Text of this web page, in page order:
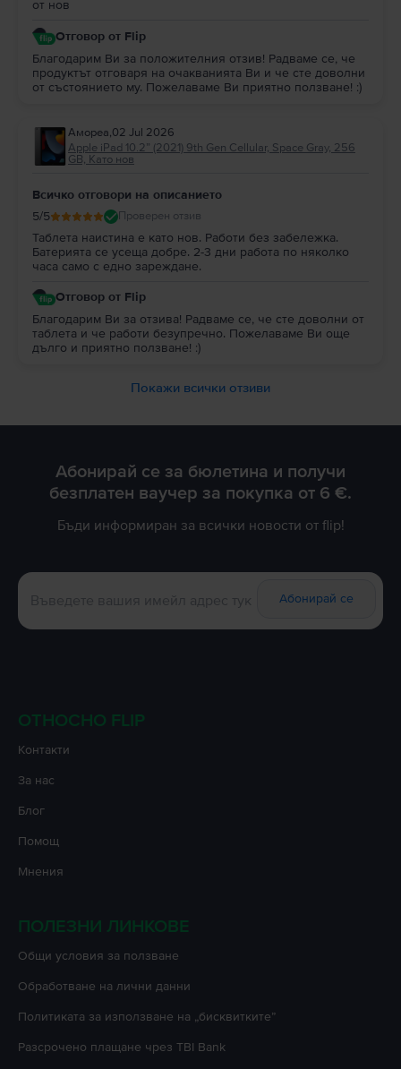
от нов
Отговор от Flip
Благодарим Ви за положителния отзив! Радваме се, че
продуктът отговаря на очакванията Ви и че сте доволни
от състоянието му. Пожелаваме Ви приятно ползване! :)
Амореа,02 Jul 2026
Apple iPad 10.2” (2021) 9th Gen Cellular, Space Gray, 256
GB, Като нов
Всичко отговори на описанието
5/5 Проверен отзив
Таблета наистина е като нов. Работи без забележка.
Батерията се усеща добре. 2-3 дни работа по няколко
часа само с едно зареждане.
Отговор от Flip
Благодарим Ви за отзива! Радваме се, че сте доволни от
таблета и че работи безупречно. Пожелаваме Ви още
дълго и приятно ползване! :)
Покажи всички отзиви
Абонирай се за бюлетина и получи
безплатен ваучер за покупка от 6 €.
Бъди информиран за всички новости от flip!
Абонирай се
ОТНОСНО FLIP
Контакти
За нас
Блог
Помощ
Мнения
ПОЛЕЗНИ ЛИНКОВЕ
Oбщи условия за ползване
Oбработване на лични данни
Политиката за използване на „бисквитките”
Разсрочено плащане чрез TBI Bank